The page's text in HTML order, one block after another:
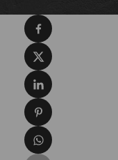
Condividi su
Condividi su X
Condividi su
Condividi su
Condividi su